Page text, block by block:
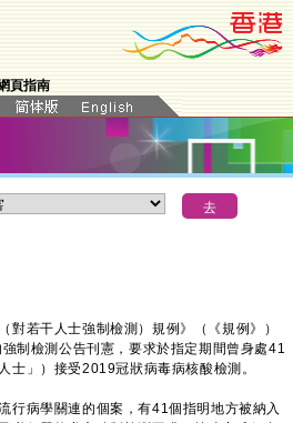
頁指南
若干人士強制檢測）規例》（《規例》）
制檢測公告刊憲，要求於指定期間曾身處41
士」）接受2019冠狀病毒病核酸檢測。
病學關連的個案，有41個指明地方被納入